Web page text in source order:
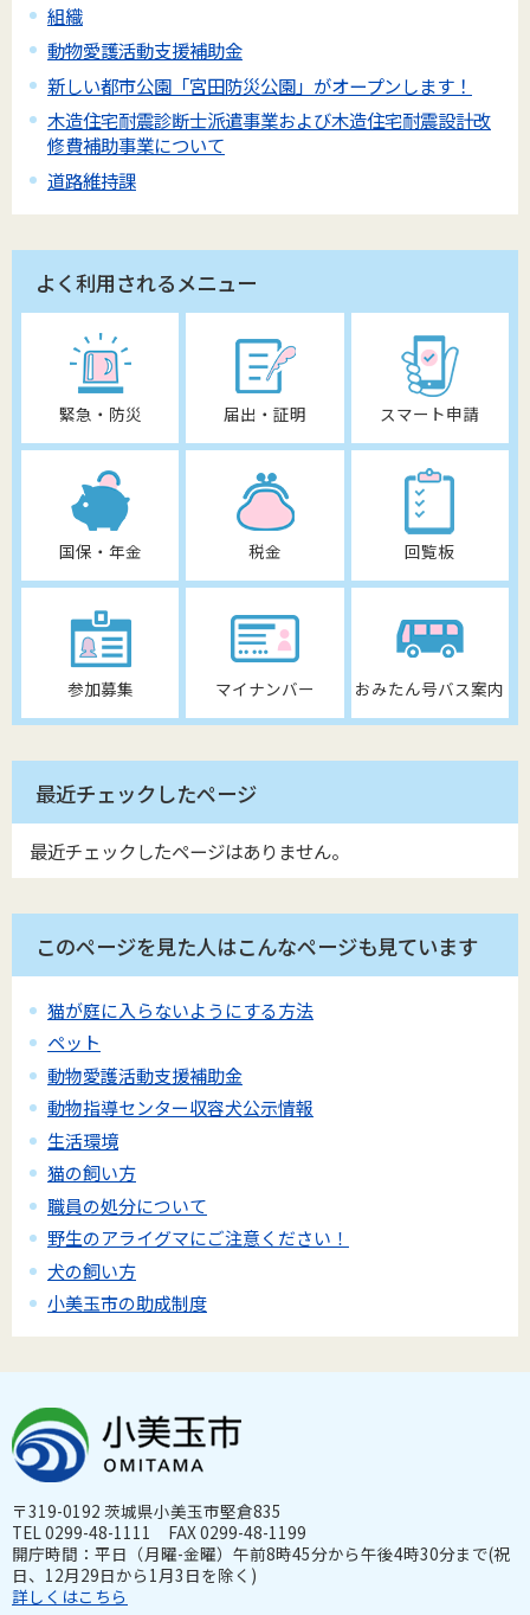
組織
動物愛護活動支援補助金
新しい都市公園「宮田防災公園」がオープンします！
木造住宅耐震診断士派遣事業および木造住宅耐震設計改
修費補助事業について
道路維持課
よく利用されるメニュー
緊急・防災 届出・証明 スマート申請
国保・年金 税金 回覧板
参加募集 マイナンバー おみたん号バス案内
最近チェックしたページ
最近チェックしたページはありません。
このページを見た人はこんなページも見ています
猫が庭に入らないようにする方法
ペット
動物愛護活動支援補助金
動物指導センター収容犬公示情報
生活環境
猫の飼い方
職員の処分について
野生のアライグマにご注意ください！
犬の飼い方
小美玉市の助成制度
〒319-0192 茨城県小美玉市堅倉835
TEL 0299-48-1111 FAX 0299-48-1199
開庁時間：平日（月曜-金曜）午前8時45分から午後4時30分まで(祝
日、12月29日から1月3日を除く)
詳しくはこちら